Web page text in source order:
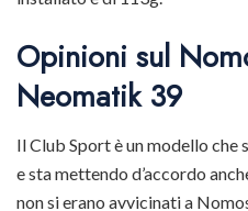
Opinioni sul
Neomatik 39
Il Club Sport è un modello che
e sta mettendo d’accordo
non si erano avvicinati a